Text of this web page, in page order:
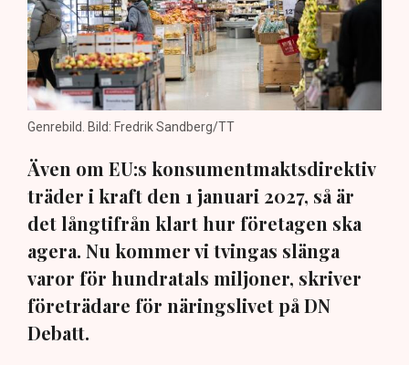
Genrebild. Bild: Fredrik Sandberg/TT
Även om EU:s konsumentmaktsdirektiv
träder i kraft den 1 januari 2027, så är
det långtifrån klart hur företagen ska
agera. Nu kommer vi tvingas slänga
varor för hundratals miljoner, skriver
företrädare för näringslivet på DN
Debatt.